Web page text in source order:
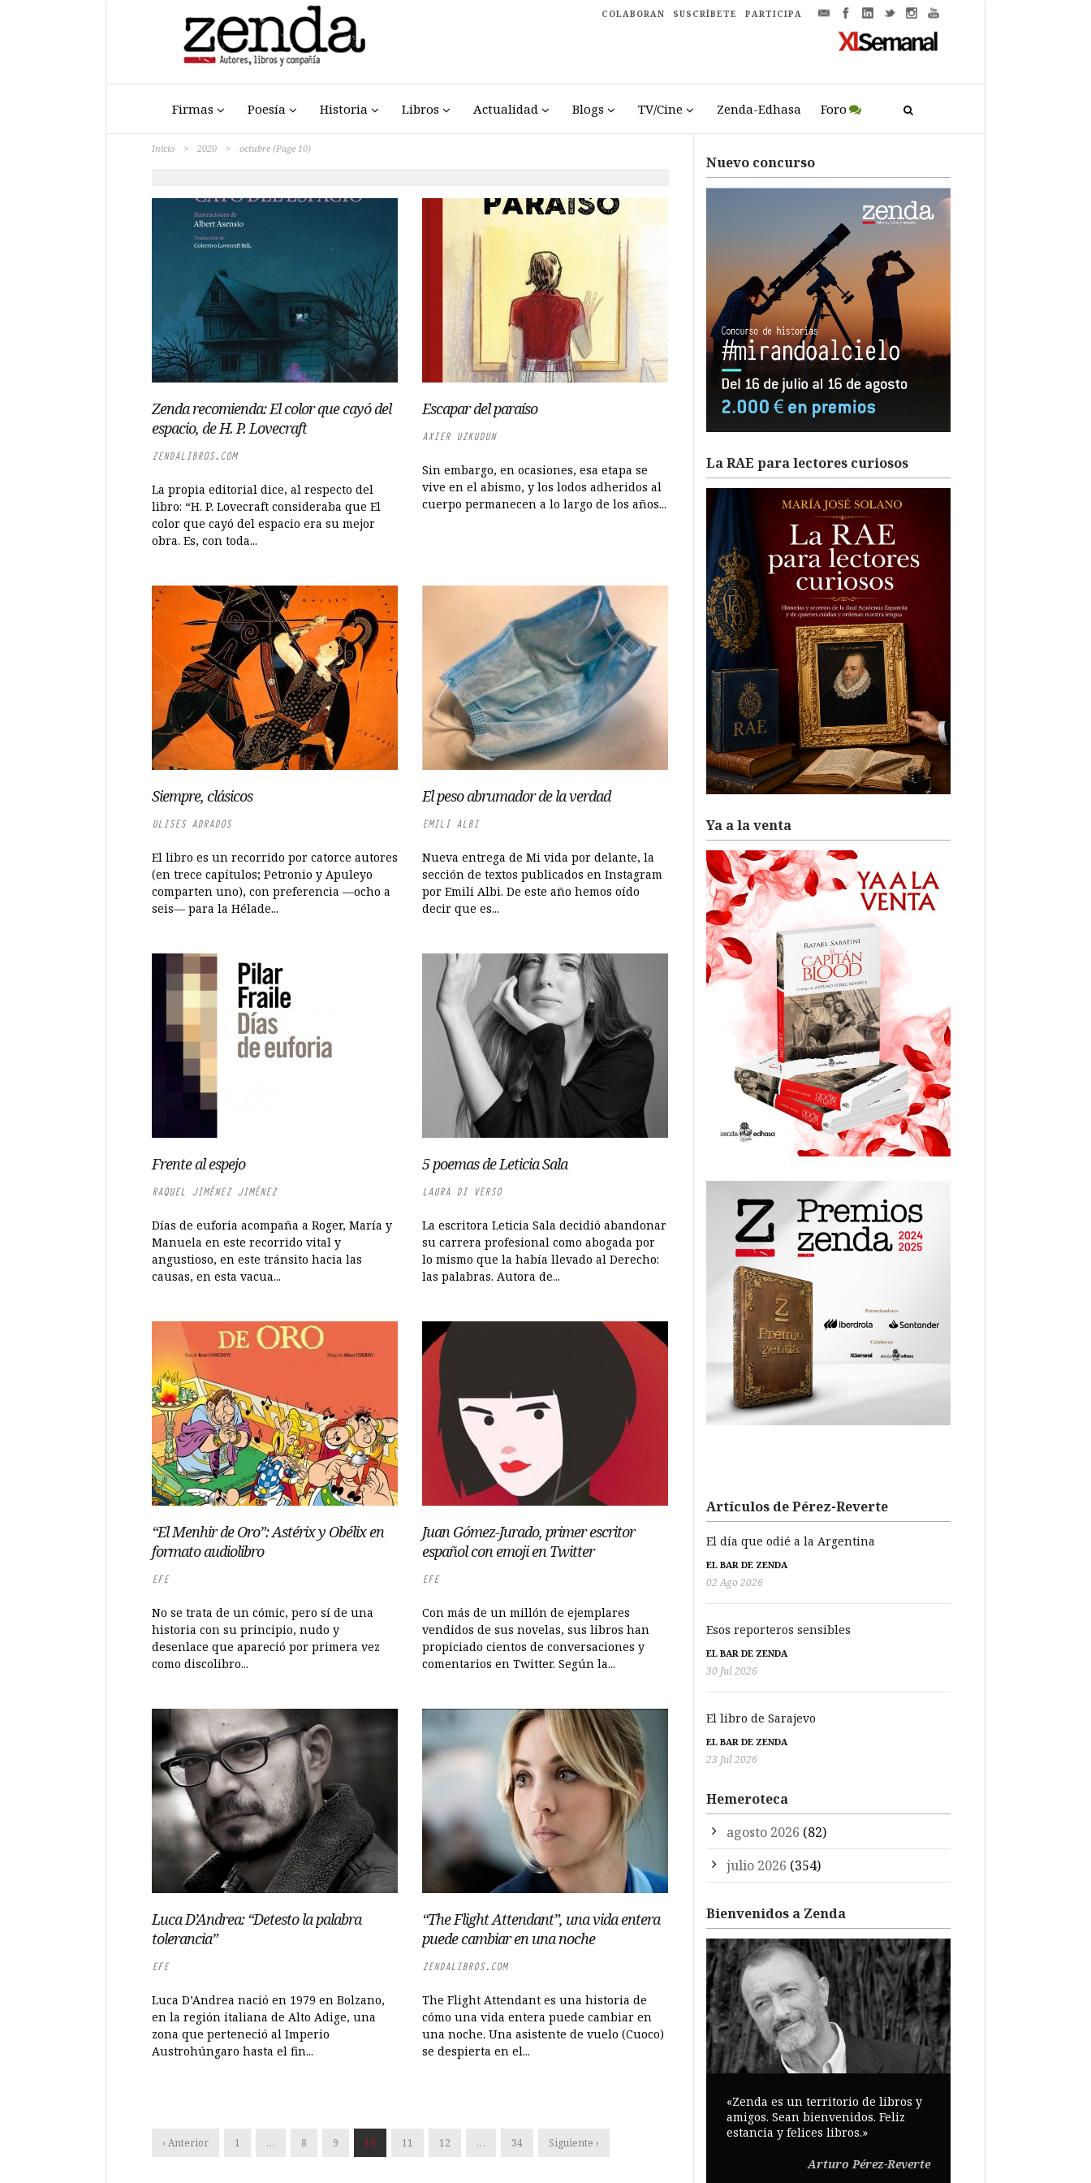
COLABORAN SUSCRÍBETE PARTICIPA
Firmas Poesía Historia Libros Actualidad Blogs TV/Cine Zenda-Edhasa Foro
Inicio > 2020 > octubre (Page 10)
Zenda recomienda: El color que cayó del
espacio, de H. P. Lovecraft
ZENDALIBROS.COM
La propia editorial dice, al respecto del
libro: “H. P. Lovecraft consideraba que El
color que cayó del espacio era su mejor
obra. Es, con toda...
Escapar del paraíso
AXIER UZKUDUN
Sin embargo, en ocasiones, esa etapa se
vive en el abismo, y los lodos adheridos al
cuerpo permanecen a lo largo de los años...
Siempre, clásicos
ULISES ADRADOS
El libro es un recorrido por catorce autores
(en trece capítulos; Petronio y Apuleyo
comparten uno), con preferencia —ocho a
seis— para la Hélade...
El peso abrumador de la verdad
EMILI ALBI
Nueva entrega de Mi vida por delante, la
sección de textos publicados en Instagram
por Emili Albi. De este año hemos oído
decir que es...
Frente al espejo
RAQUEL JIMÉNEZ JIMÉNEZ
Días de euforia acompaña a Roger, María y
Manuela en este recorrido vital y
angustioso, en este tránsito hacia las
causas, en esta vacua...
5 poemas de Leticia Sala
LAURA DI VERSO
La escritora Leticia Sala decidió abandonar
su carrera profesional como abogada por
lo mismo que la había llevado al Derecho:
las palabras. Autora de...
“El Menhir de Oro”: Astérix y Obélix en
formato audiolibro
EFE
No se trata de un cómic, pero sí de una
historia con su principio, nudo y
desenlace que apareció por primera vez
como discolibro...
Juan Gómez-Jurado, primer escritor
español con emoji en Twitter
EFE
Con más de un millón de ejemplares
vendidos de sus novelas, sus libros han
propiciado cientos de conversaciones y
comentarios en Twitter. Según la...
Luca D’Andrea: “Detesto la palabra
tolerancia”
EFE
Luca D’Andrea nació en 1979 en Bolzano,
en la región italiana de Alto Adige, una
zona que perteneció al Imperio
Austrohúngaro hasta el fin...
“The Flight Attendant”, una vida entera
puede cambiar en una noche
ZENDALIBROS.COM
The Flight Attendant es una historia de
cómo una vida entera puede cambiar en
una noche. Una asistente de vuelo (Cuoco)
se despierta en el...
‹ Anterior 1 … 8 9 10 11 12 … 34 Siguiente ›
Nuevo concurso
La RAE para lectores curiosos
Ya a la venta
Artículos de Pérez-Reverte
El día que odié a la Argentina
EL BAR DE ZENDA
02 Ago 2026
Esos reporteros sensibles
EL BAR DE ZENDA
30 Jul 2026
El libro de Sarajevo
EL BAR DE ZENDA
23 Jul 2026
Hemeroteca
agosto 2026 (82)
julio 2026 (354)
Bienvenidos a Zenda
«Zenda es un territorio de libros y
amigos. Sean bienvenidos. Feliz
estancia y felices libros.»
Arturo Pérez-Reverte